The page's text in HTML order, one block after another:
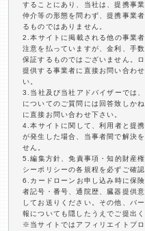
することにあり、当社は、提携事
仲介等の形態を問わず、提携事業
るものではありません。
2.本サイトに掲載される他の事業
注意を払っていますが、金利、手
保証するものではございません。
提供する事業者に直接お問い合わ
い。
3.当社及び当社アドバイザーでは
についてのご質問には回答致しか
に直接お問い合わせ下さい。
4.本サイトに関して、利用者と提
が発生した場合、当事者間で解決
せん。
5.編集方針、免責事項・知的財産
シーポリシーの各規程を必ずご確
6.カードローンお申し込み時に保
者記号・番号、通院歴、臓器提供
してお送りください。その他、バ
報についても隠したうえでご提出く
※当サイトではアフィリエイトプ